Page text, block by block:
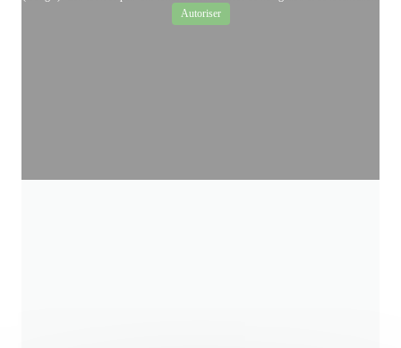
Autoriser